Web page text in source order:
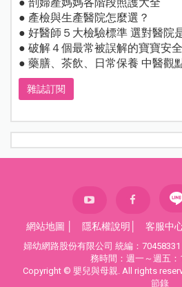
● 剖婦產媽媽各階段照護大全
● 產檢與生產醫院怎麼選？
● 好醫師５大檢驗標準 選對醫院
● 破解４個最常被誤解的寶寶安
● 藥膳、茶飲、日常保養 中醫觀
雜誌訂閱
網站地圖 隱私權說明 客服中
婦幼網路股份有限公司 統編：
務時間：週一～週五：
Copyright © 嬰兒與母親. All rights
節錄